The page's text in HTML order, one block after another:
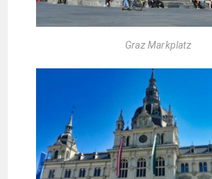
Graz Markplatz